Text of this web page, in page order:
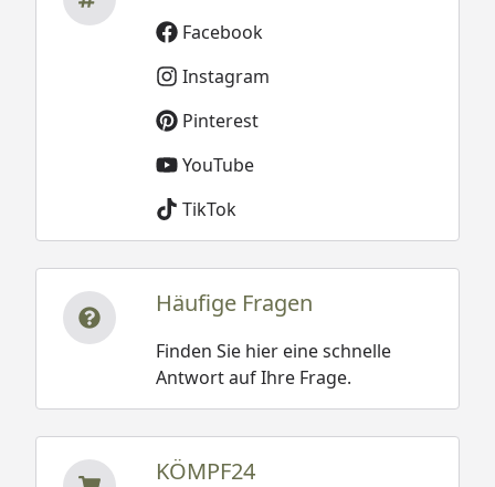
Facebook
Instagram
Pinterest
YouTube
TikTok
Häufige Fragen
Finden Sie hier eine schnelle
Antwort auf Ihre Frage.
KÖMPF24